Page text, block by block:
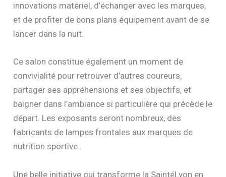
innovations matériel, d’échanger avec les marques,
et de profiter de bons plans équipement avant de se
lancer dans la nuit.
Ce salon constitue également un moment de
convivialité pour retrouver d’autres coureurs,
partager ses appréhensions et ses objectifs, et
baigner dans l’ambiance si particulière qui précède le
départ. Les exposants seront nombreux, des
fabricants de lampes frontales aux marques de
nutrition sportive.
Une belle initiative qui transforme la SaintéLyon en